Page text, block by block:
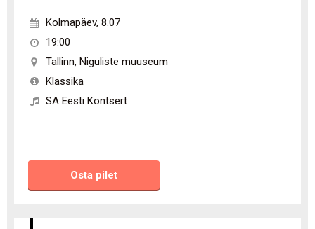
Kolmapäev, 8.07
19:00
Tallinn, Niguliste muuseum
Klassika
SA Eesti Kontsert
Osta pilet